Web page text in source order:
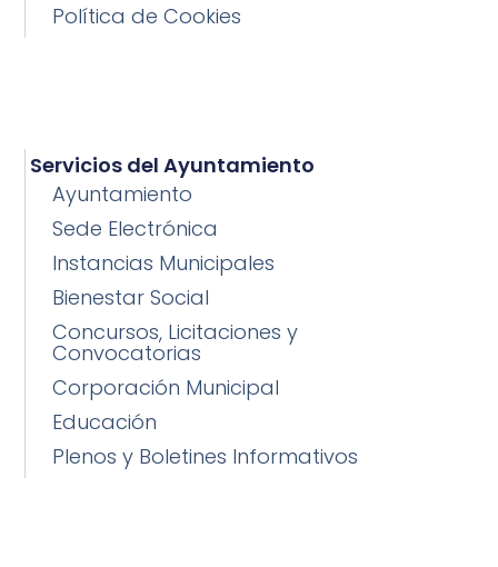
Servicios del Ayuntamiento
Ayuntamiento
Sede Electrónica
Instancias Municipales
Bienestar Social
Concursos, Licitaciones y
Convocatorias
Corporación Municipal
Educación
Plenos y Boletines Informativos
Política de Cookies